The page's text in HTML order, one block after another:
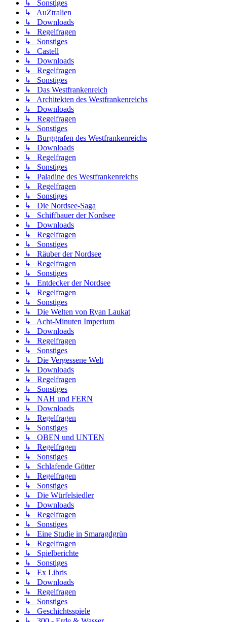
↳ Sonstiges
↳ AuZtralien
↳ Downloads
↳ Regelfragen
↳ Sonstiges
↳ Castell
↳ Downloads
↳ Regelfragen
↳ Sonstiges
↳ Das Westfrankenreich
↳ Architekten des Westfrankenreichs
↳ Downloads
↳ Regelfragen
↳ Sonstiges
↳ Burggrafen des Westfrankenreichs
↳ Downloads
↳ Regelfragen
↳ Sonstiges
↳ Paladine des Westfrankenreichs
↳ Regelfragen
↳ Sonstiges
↳ Die Nordsee-Saga
↳ Schiffbauer der Nordsee
↳ Downloads
↳ Regelfragen
↳ Sonstiges
↳ Räuber der Nordsee
↳ Regelfragen
↳ Sonstiges
↳ Entdecker der Nordsee
↳ Regelfragen
↳ Sonstiges
↳ Die Welten von Ryan Laukat
↳ Acht-Minuten Imperium
↳ Downloads
↳ Regelfragen
↳ Sonstiges
↳ Die Vergessene Welt
↳ Downloads
↳ Regelfragen
↳ Sonstiges
↳ NAH und FERN
↳ Downloads
↳ Regelfragen
↳ Sonstiges
↳ OBEN und UNTEN
↳ Regelfragen
↳ Sonstiges
↳ Schlafende Götter
↳ Regelfragen
↳ Sonstiges
↳ Die Würfelsiedler
↳ Downloads
↳ Regelfragen
↳ Sonstiges
↳ Eine Studie in Smaragdgrün
↳ Regelfragen
↳ Spielberichte
↳ Sonstiges
↳ Ex Libris
↳ Downloads
↳ Regelfragen
↳ Sonstiges
↳ Geschichtsspiele